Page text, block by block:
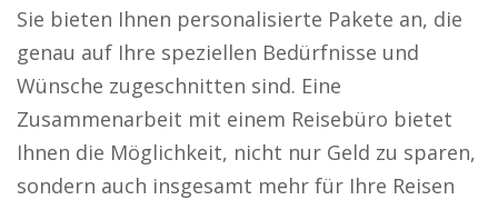
Sie bieten Ihnen personalisierte Pakete an, die
genau auf Ihre speziellen Bedürfnisse und
Wünsche zugeschnitten sind. Eine
Zusammenarbeit mit einem Reisebüro bietet
Ihnen die Möglichkeit, nicht nur Geld zu sparen,
sondern auch insgesamt mehr für Ihre Reisen